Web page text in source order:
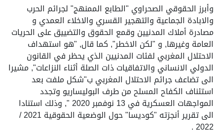
وأبرز الحقوقي الصحراوي "الطابع الممنهج" لجرائم الحرب
والابادة الجماعية والتهجير القسري والاخلاء العمدي و
مصادرة أملاك المدنيين وقمع الحقوق والتضييق على الحريات
العامة وغيرها, و "لكن الاخطر", كما قال, "هو استهداف
الاحتلال المغربي لفئات المدنيين الذي يحظر في القانون
الدولي الانساني والاتفاقيات ذات الصلة أثناء النزاعات", مشيرا
الى تضاعف جرائم الاحتلال المغربي ب"شكل ملفت بعد
استئناف الكفاح المسلح من طرف البوليساريو وتجدد
المواجهات العسكرية في 13 نوفمبر 2020 ", وذلك استنادا
الى تقرير أنجزته "كوديسا" حول الوضعية الحقوقية 2021 /
2022 .